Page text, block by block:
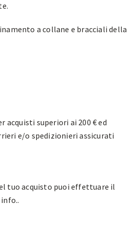
a collane e bracciali della
acquisti superiori ai 200 € ed
e/o spedizionieri assicurati
tuo acquisto puoi effettuare il
info..